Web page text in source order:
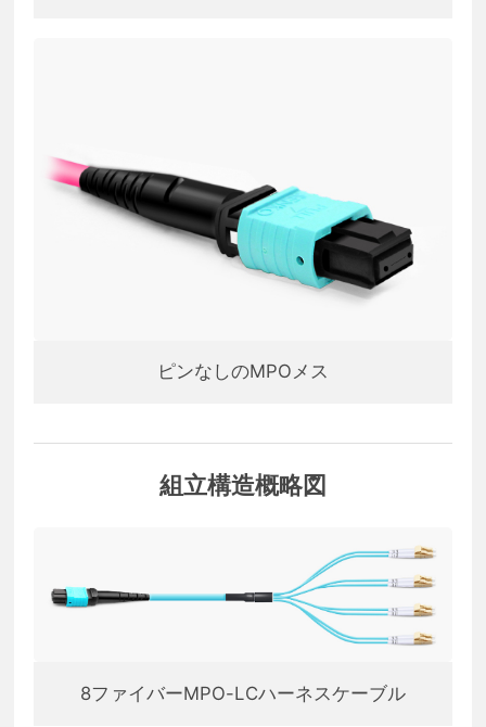
ピンなしのMPOメス
組立構造概略図
8ファイバーMPO-LCハーネスケーブル